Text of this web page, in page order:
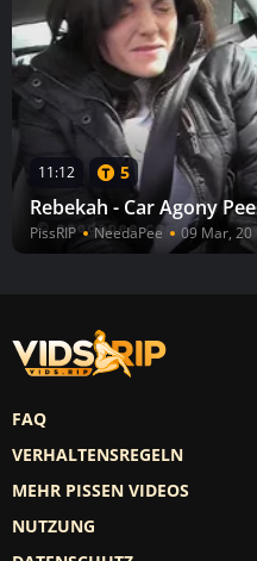
11:12 5
Rebekah - Car Agony Pee
PissRIP NeedaPee 09 Mar, 20
FAQ
VERHALTENSREGELN
MEHR PISSEN VIDEOS
NUTZUNG